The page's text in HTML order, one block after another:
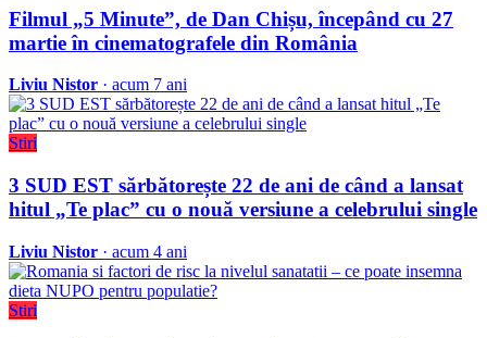
Filmul „5 Minute”, de Dan Chișu, începând cu 27
martie în cinematografele din România
Liviu Nistor · acum 7 ani
Stiri
3 SUD EST sărbătorește 22 de ani de când a lansat
hitul „Te plac” cu o nouă versiune a celebrului single
Liviu Nistor · acum 4 ani
Stiri